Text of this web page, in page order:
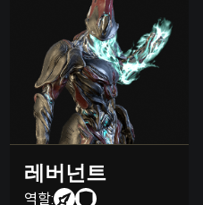
레버넌트
역할: